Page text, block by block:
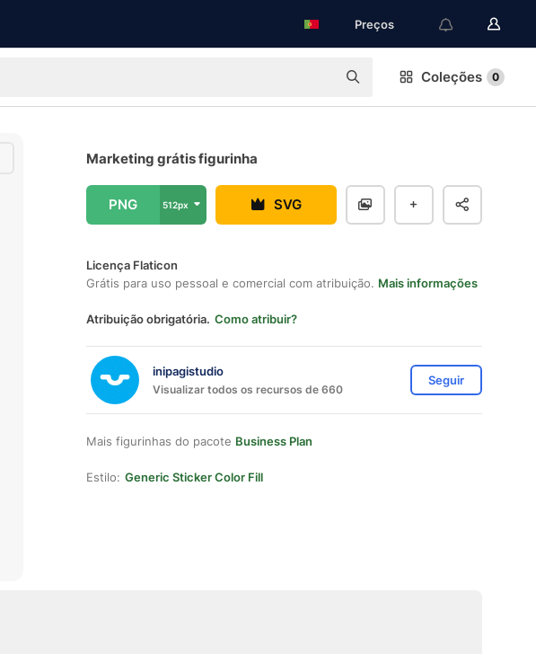
Preços
Coleções 0
Marketing grátis figurinha
PNG 512px SVG
Licença Flaticon
Grátis para uso pessoal e comercial com atribuição. Mais informações
Atribuição obrigatória. Como atribuir?
inipagistudio
Visualizar todos os recursos de 660
Seguir
Mais figurinhas do pacote Business Plan
Estilo: Generic Sticker Color Fill